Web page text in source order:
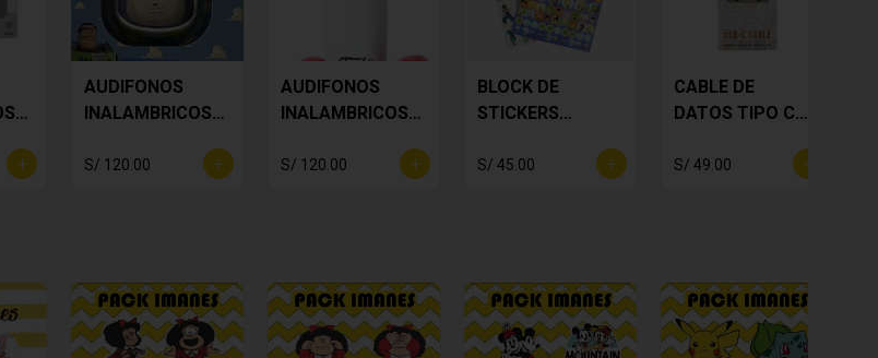
AUDIFONOS
INALAMBRICOS
LIGHTYEAR
S/ 120.00
AUDIFONOS
INALAMBRICOS
S/ 120.00
BLOCK DE
STICKERS
S/ 45.00
CABLE DE
DATOS TIPO C
S/ 49.00